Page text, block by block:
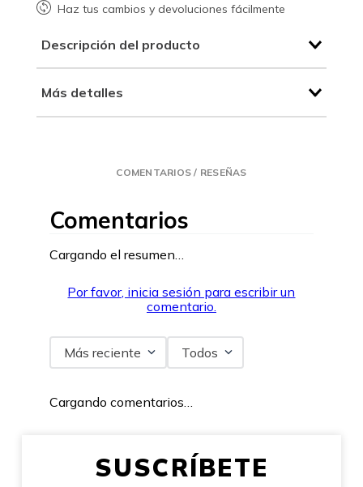
Haz tus cambios y devoluciones fácilmente
Descripción del producto
Más detalles
COMENTARIOS / RESEÑAS
Comentarios
Cargando el resumen…
Por favor, inicia sesión para escribir un
comentario.
Más reciente Todos
Cargando comentarios…
SUSCRÍBETE